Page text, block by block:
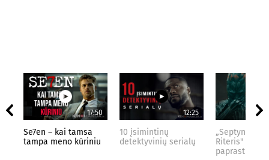
17:50
Se7en – kai tamsa
tampa meno kūriniu
12:25
10 įsimintinų
detektyvinių serialų
„Septynių
Riteris" – kai
paprastumas